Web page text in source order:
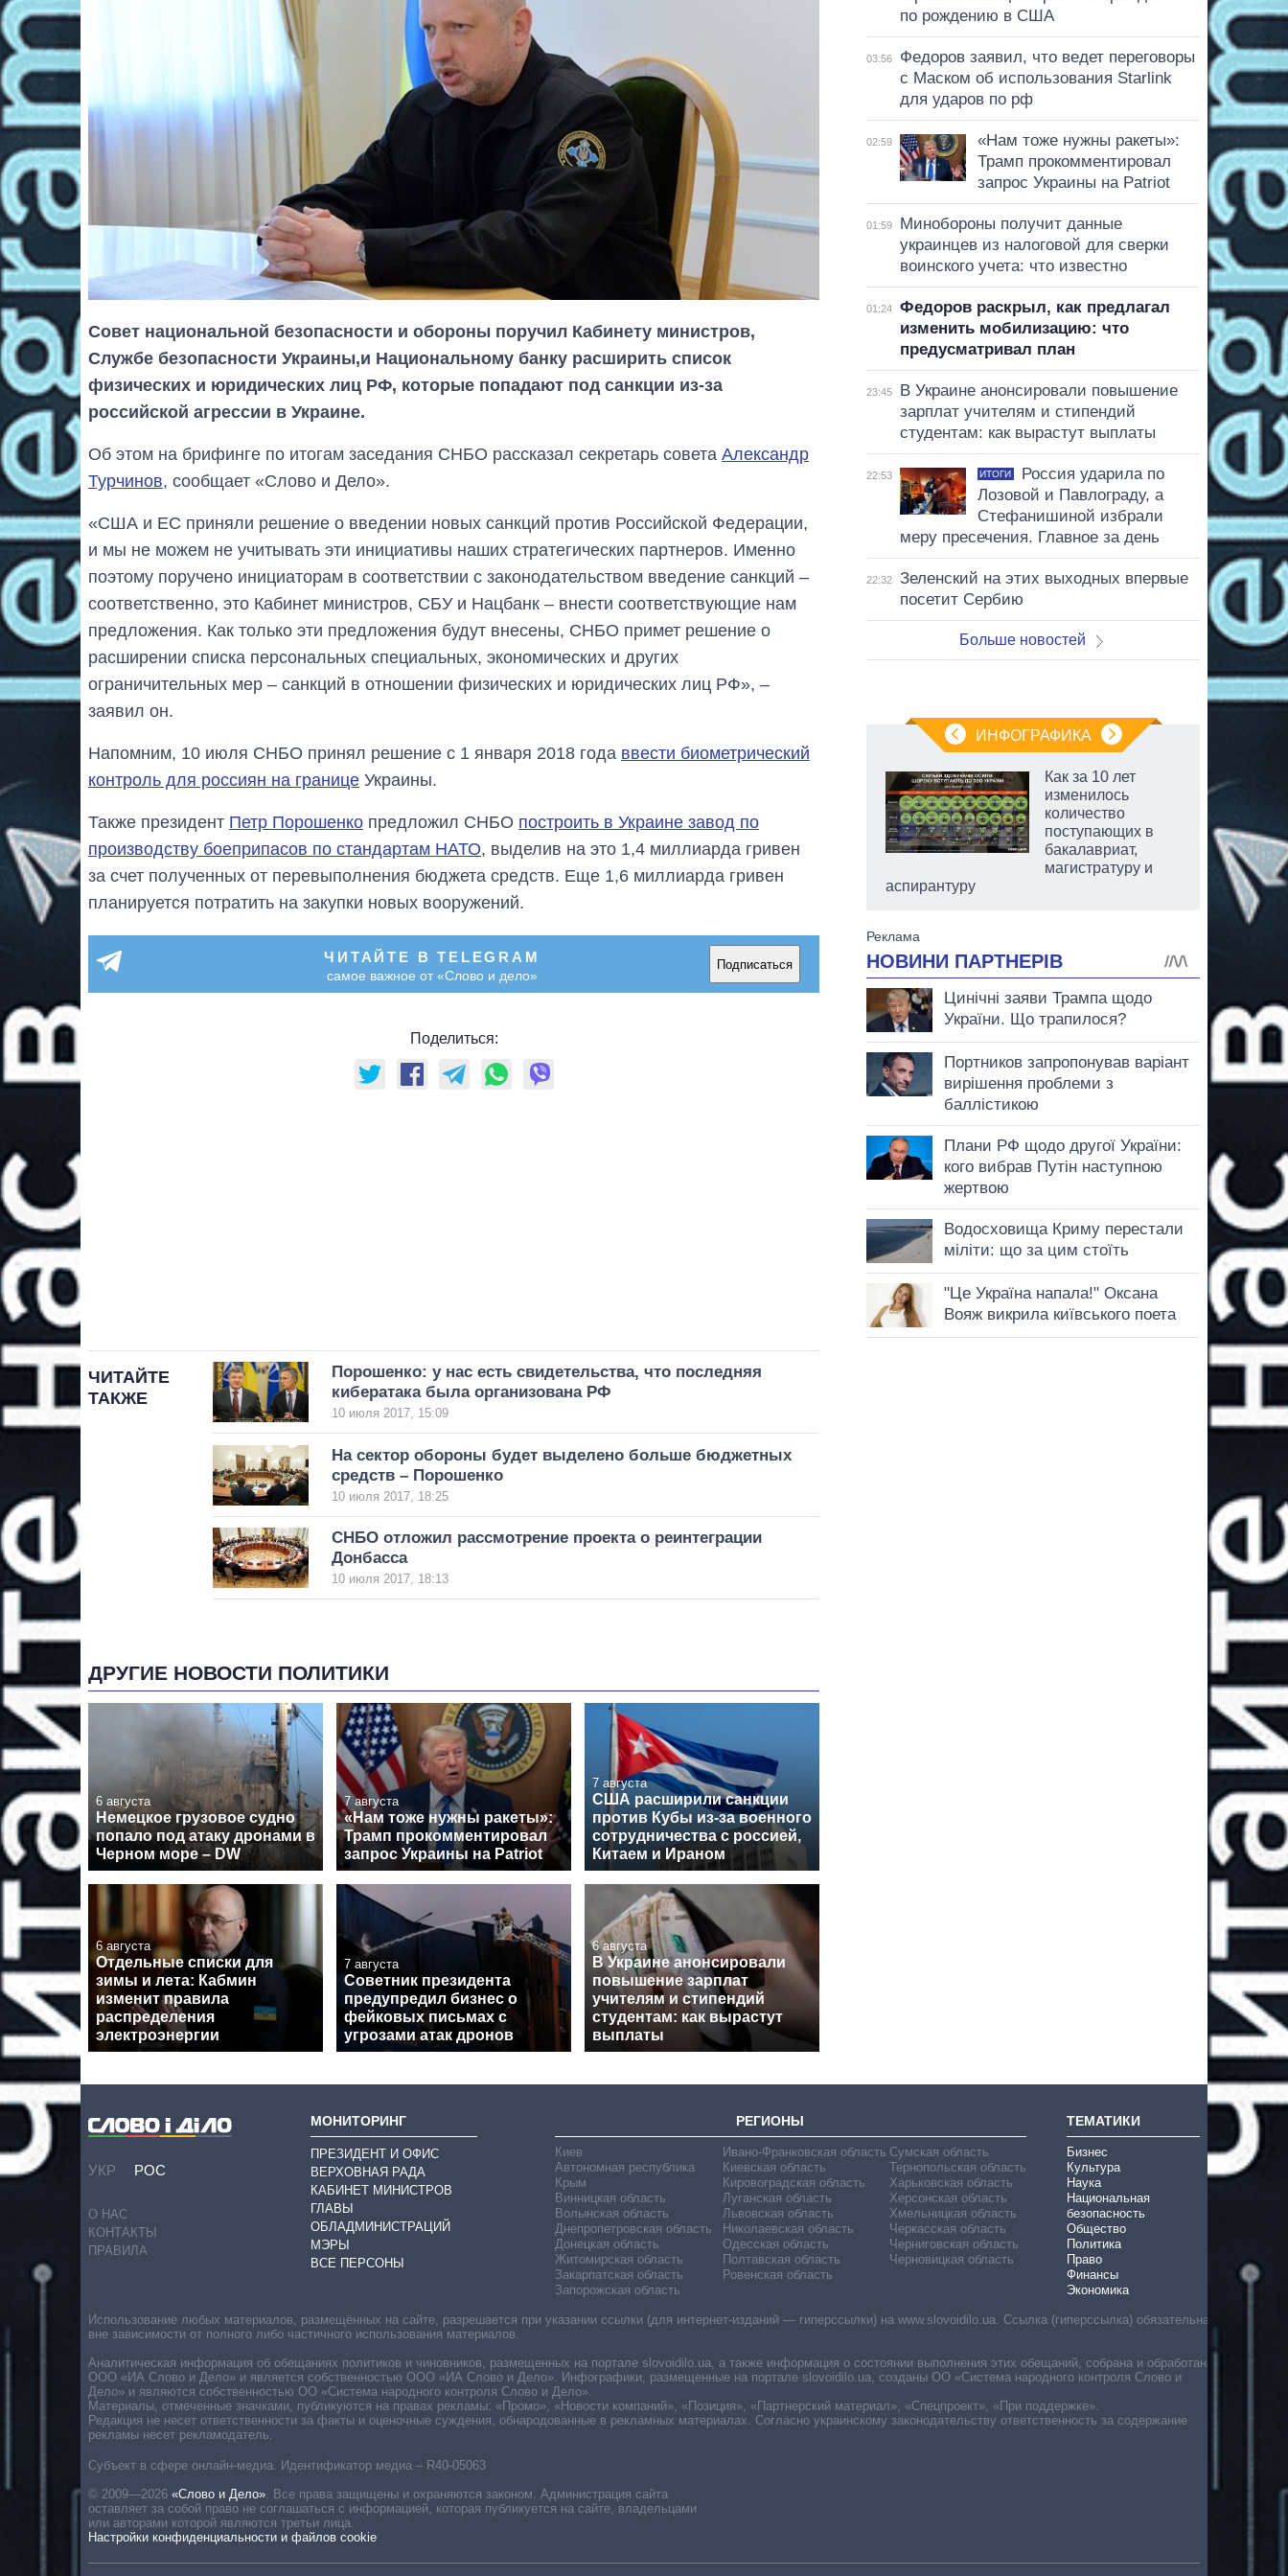
Совет национальной безопасности и обороны поручил Кабинету министров,
Службе безопасности Украины,и Национальному банку расширить список
физических и юридических лиц РФ, которые попадают под санкции из-за
российской агрессии в Украине.
Об этом на брифинге по итогам заседания СНБО рассказал секретарь совета Александр
Турчинов, сообщает «Слово и Дело».
«США и ЕС приняли решение о введении новых санкций против Российской Федерации,
и мы не можем не учитывать эти инициативы наших стратегических партнеров. Именно
поэтому поручено инициаторам в соответствии с законодательством введение санкций –
соответственно, это Кабинет министров, СБУ и Нацбанк – внести соответствующие нам
предложения. Как только эти предложения будут внесены, СНБО примет решение о
расширении списка персональных специальных, экономических и других
ограничительных мер – санкций в отношении физических и юридических лиц РФ», –
заявил он.
Напомним, 10 июля СНБО принял решение с 1 января 2018 года ввести биометрический
контроль для россиян на границе Украины.
Также президент Петр Порошенко предложил СНБО построить в Украине завод по
производству боеприпасов по стандартам НАТО, выделив на это 1,4 миллиарда гривен
за счет полученных от перевыполнения бюджета средств. Еще 1,6 миллиарда гривен
планируется потратить на закупки новых вооружений.
ЧИТАЙТЕ В TELEGRAM
самое важное от «Слово и дело»
Подписаться
Поделиться:
ЧИТАЙТЕ
ТАКЖЕ
Порошенко: у нас есть свидетельства, что последняя
кибератака была организована РФ
10 июля 2017, 15:09
На сектор обороны будет выделено больше бюджетных
средств – Порошенко
10 июля 2017, 18:25
СНБО отложил рассмотрение проекта о реинтеграции
Донбасса
10 июля 2017, 18:13
ДРУГИЕ НОВОСТИ ПОЛИТИКИ
6 августа
Немецкое грузовое судно
попало под атаку дронами в
Черном море – DW
7 августа
«Нам тоже нужны ракеты»:
Трамп прокомментировал
запрос Украины на Patriot
7 августа
США расширили санкции
против Кубы из-за военного
сотрудничества с россией,
Китаем и Ираном
6 августа
Отдельные списки для
зимы и лета: Кабмин
изменит правила
распределения
электроэнергии
7 августа
Советник президента
предупредил бизнес о
фейковых письмах с
угрозами атак дронов
6 августа
В Украине анонсировали
повышение зарплат
учителям и стипендий
студентам: как вырастут
выплаты
по рождению в США
03:56
Федоров заявил, что ведет переговоры
с Маском об использования Starlink
для ударов по рф
02:59
«Нам тоже нужны ракеты»:
Трамп прокомментировал
запрос Украины на Patriot
01:59
Минобороны получит данные
украинцев из налоговой для сверки
воинского учета: что известно
01:24
Федоров раскрыл, как предлагал
изменить мобилизацию: что
предусматривал план
23:45
В Украине анонсировали повышение
зарплат учителям и стипендий
студентам: как вырастут выплаты
22:53 ИТОГИ
Россия ударила по
Лозовой и Павлограду, а
Стефанишиной избрали
меру пресечения. Главное за день
22:32
Зеленский на этих выходных впервые
посетит Сербию
Больше новостей
ИНФОГРАФИКА
Украине до и во
время большой
Как за 10 лет
изменилось
количество
поступающих в
бакалавриат,
магистратуру и
аспирантуру
УКР РОС
О НАС
КОНТАКТЫ
ПРАВИЛА
МОНИТОРИНГ
ПРЕЗИДЕНТ И ОФИС
ВЕРХОВНАЯ РАДА
КАБИНЕТ МИНИСТРОВ
ГЛАВЫ
ОБЛАДМИНИСТРАЦИЙ
МЭРЫ
ВСЕ ПЕРСОНЫ
РЕГИОНЫ
Киев
Автономная республика
Крым
Винницкая область
Волынская область
Днепропетровская область
Донецкая область
Житомирская область
Закарпатская область
Запорожская область
Ивано-Франковская область
Киевская область
Кировоградская область
Луганская область
Львовская область
Николаевская область
Одесская область
Полтавская область
Ровенская область
Сумская область
Тернопольская область
Харьковская область
Херсонская область
Хмельницкая область
Черкасская область
Черниговская область
Черновицкая область
ТЕМАТИКИ
Бизнес
Культура
Наука
Национальная
безопасность
Общество
Политика
Право
Финансы
Экономика
Субъект в сфере онлайн-медиа. Идентификатор медиа – R40-05063
© 2009—2026 «Слово и Дело» Все права защищены и охраняются законом. Администрация сайта
оставляет за собой право не соглашаться с информацией, которая публикуется на сайте, владельцами
или авторами которой являются третьи лица.
Настройки конфиденциальности и файлов cookie
Использование любых материалов, размещённых на сайте, разрешается при указании ссылки (для интернет-изданий — гиперссылки) на www.slovoidilo.ua. Ссылка (гиперссылка) обязательна
вне зависимости от полного либо частичного использования материалов.
Аналитическая информация об обещаниях политиков и чиновников, размещенных на портале slovoidilo.ua, а также информация о состоянии выполнения этих обещаний, собрана и обработана
ООО «ИА Слово и Дело» и является собственностью ООО «ИА Слово и Дело». Инфографики, размещенные на портале slovoidilo.ua, созданы ОО «Система народного контроля Слово и
Дело» и являются собственностью ОО «Система народного контроля Слово и Дело».
Материалы, отмеченные значками, публикуются на правах рекламы: «Промо», «Новости компаний», «Позиция», «Партнерский материал», «Спецпроект», «При поддержке».
Редакция не несет ответственности за факты и оценочные суждения, обнародованные в рекламных материалах. Согласно украинскому законодательству ответственность за содержание
рекламы несет рекламодатель.